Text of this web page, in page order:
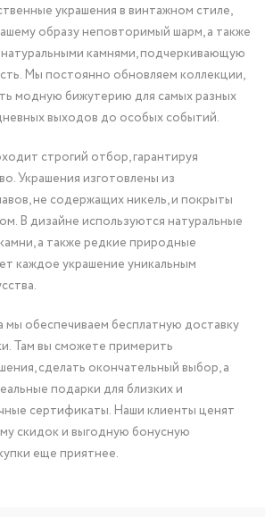
украшения в винтажном стиле,
образу неповторимый шарм, а также
камнями, подчеркивающую
Мы постоянно обновляем коллекции,
модную бижутерию для самых разных
выходов до особых событий.
строгий отбор, гарантируя
Украшения изготовлены из
не содержащих никель, и покрыты
В дизайне используются натуральные
а также редкие природные
каждое украшение уникальным
мы обеспечиваем бесплатную доставку
Там вы сможете примерить
сделать окончательный выбор, а
подарки для близких и
сертификаты. Наши клиенты ценят
скидок и выгодную бонусную
еще приятнее.